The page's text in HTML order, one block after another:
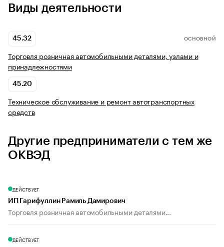
Виды деятельности
45.32 ОСНОВНОЙ
Торговля розничная автомобильными деталями, узлами и
принадлежностями
45.20
Техническое обслуживание и ремонт автотранспортных
средств
Другие предприниматели с тем же
ОКВЭД
ДЕЙСТВУЕТ
ИП Гарифуллин Рамиль Дамирович
Торговля розничная автомобильными деталями...
ДЕЙСТВУЕТ